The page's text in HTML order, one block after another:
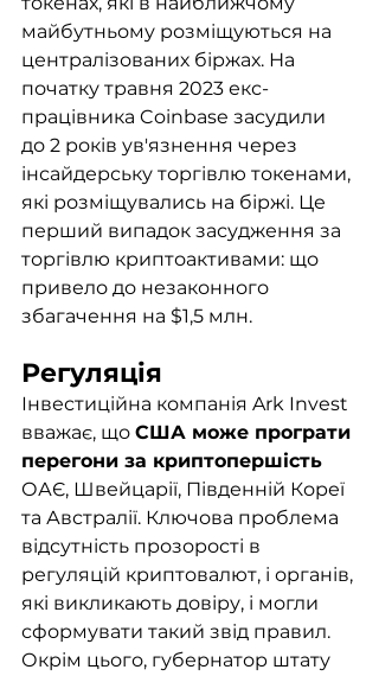
майбутньому розміщуються на
централізованих біржах. На
початку травня 2023 екс-
працівника Coinbase засудили
до 2 років ув'язнення через
інсайдерську торгівлю токенами,
які розміщувались на біржі. Це
перший випадок засудження за
торгівлю криптоактивами: що
привело до незаконного
збагачення на $1,5 млн.
Регуляція
Інвестиційна компанія Ark Invest
вважає, що США може програти
перегони за криптопершість
ОАЄ, Швейцарії, Південній Кореї
та Австралії. Ключова проблема
відсутність прозорості в
регуляцій криптовалют, і органів,
які викликають довіру, і могли
сформувати такий звід правил.
Окрім цього, губернатор штату